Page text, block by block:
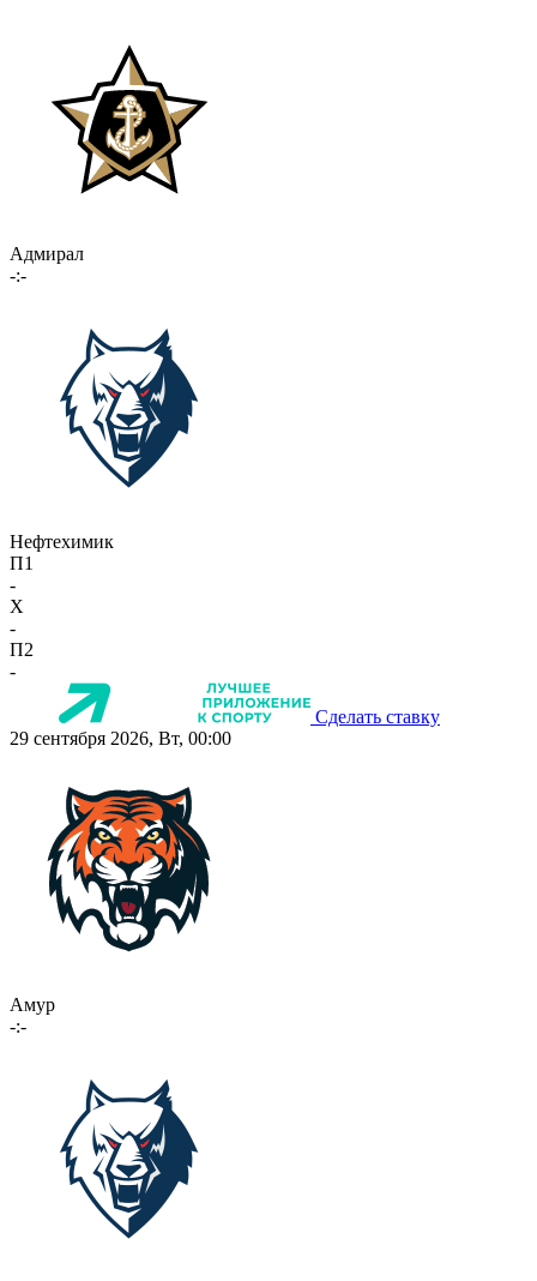
Адмирал
-:-
Нефтехимик
П1
-
X
-
П2
-
Сделать ставку
29 сентября 2026, Вт, 00:00
Амур
-:-